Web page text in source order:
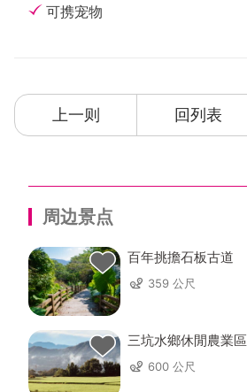
可携宠物
上一则 回列表
周边景点
百年挑擔石板古道
359 公尺
三坑水鄉休閒農業區
600 公尺